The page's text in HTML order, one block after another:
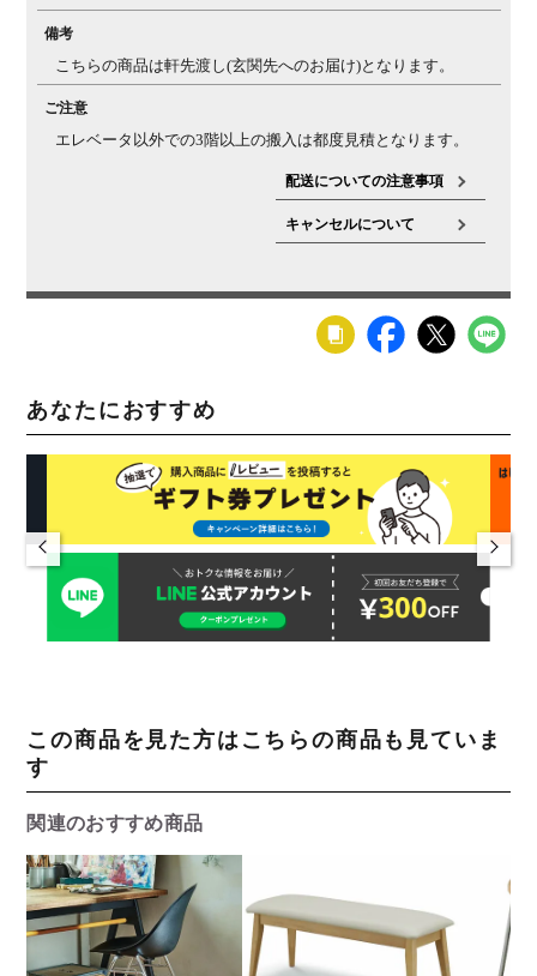
備考
こちらの商品は軒先渡し(玄関先へのお届け)となります。
ご注意
エレベータ以外での3階以上の搬入は都度見積となります。
配送についての注意事項
キャンセルについて
あなたにおすすめ
この商品を見た方はこちらの商品も見ていま
す
関連のおすすめ商品